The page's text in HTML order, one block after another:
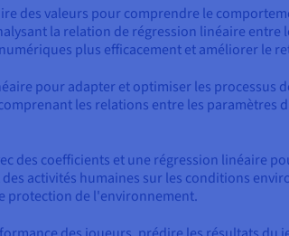
des valeurs pour comprendre le
la relation de régression linéaire entre
plus efficacement et améliorer le
pour adapter et optimiser les processus
les relations entre les paramètres
des coefficients et une régression linéaire
activités humaines sur les conditions
protection de l'environnement.